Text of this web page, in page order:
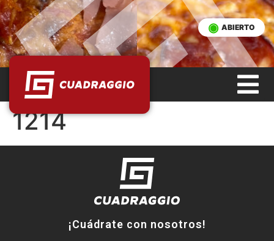
ABIERTO
1214
¡Cuádrate con nosotros!